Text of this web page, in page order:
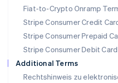
Fiat-to-Crypto Onramp
Stripe Consumer Credit
Stripe Consumer Prepaid
Stripe Consumer Debit
Additional Terms
Rechtshinweis zu
Schweden
Schweiz
DeutschFrançaisItalianoEnglish
Singapur
Slowakei
English